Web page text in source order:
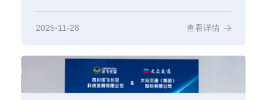
2025-11-28 查看详情